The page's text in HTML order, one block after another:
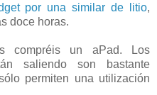
por una similar de litio,
doce horas.
compréis un aPad. Los
saliendo son bastante
permiten una utilización